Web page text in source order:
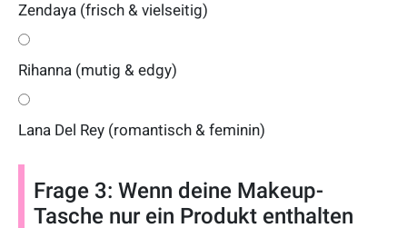
Zendaya (frisch & vielseitig)
Rihanna (mutig & edgy)
Lana Del Rey (romantisch & feminin)
Frage 3: Wenn deine Makeup-
Tasche nur ein Produkt enthalten